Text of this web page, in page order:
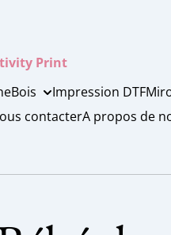
Print
Bois Impression DTF
contacterA propos de